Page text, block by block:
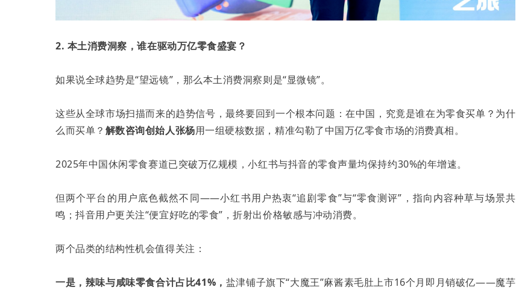
2. 本土消费洞察，谁在驱动万亿零食盛宴？
如果说全球趋势是“望远镜”，那么本土消费洞察则是“显微镜”。
这些从全球市场扫描而来的趋势信号，最终要回到一个根本问题：在中国，究竟是谁在为零食买单？为什
么而买单？ 解数咨询创始人张杨用一组硬核数据，精准勾勒了中国万亿零食市场的消费真相。
2025年中国休闲零食赛道已突破万亿规模，小红书与抖音的零食声量均保持约30%的年增速。
但两个平台的用户底色截然不同——小红书用户热衷“追剧零食”与“零食测评”，指向内容种草与场景共
鸣；抖音用户更关注“便宜好吃的零食”，折射出价格敏感与冲动消费。
两个品类的结构性机会值得关注：
一是，辣味与咸味零食合计占比41%， 盐津铺子旗下“大魔王”麻酱素毛肚上市16个月即月销破亿——魔芋